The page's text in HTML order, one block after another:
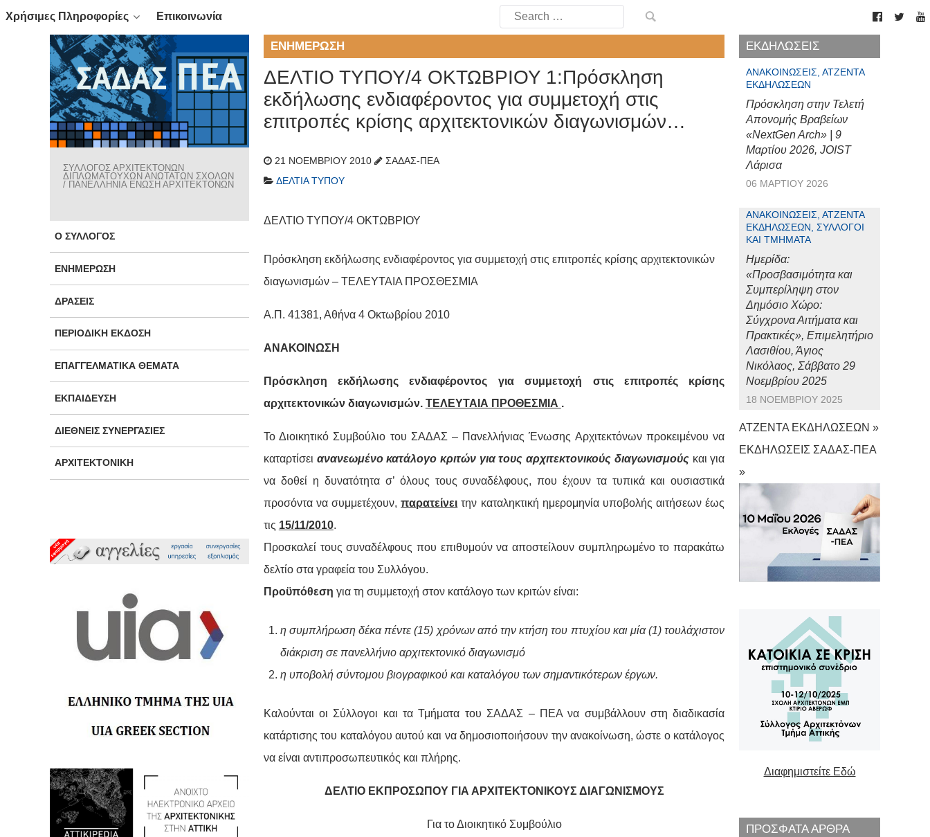
Χρήσιμες Πληροφορίες Επικοινωνία
Search
for:
ΣΥΛΛΟΓΟΣ ΑΡΧΙΤΕΚΤΟΝΩΝ
ΔΙΠΛΩΜΑΤΟΥΧΩΝ ΑΝΩΤΑΤΩΝ ΣΧΟΛΩΝ
/ ΠΑΝΕΛΛΗΝΙΑ ΕΝΩΣΗ ΑΡΧΙΤΕΚΤΟΝΩΝ
Ο ΣΎΛΛΟΓΟΣ
ΕΝΗΜΈΡΩΣΗ
ΔΡΆΣΕΙΣ
ΠΕΡΙΟΔΙΚΉ ΈΚΔΟΣΗ
ΕΠΑΓΓΕΛΜΑΤΙΚΆ ΘΈΜΑΤΑ
ΕΚΠΑΊΔΕΥΣΗ
ΔΙΕΘΝΕΊΣ ΣΥΝΕΡΓΑΣΊΕΣ
ΑΡΧΙΤΕΚΤΟΝΙΚΉ
ΕΝΗΜΈΡΩΣΗ
ΔΕΛΤΙΟ ΤΥΠΟΥ/4 ΟΚΤΩΒΡΙΟΥ 1:Πρόσκληση
εκδήλωσης ενδιαφέροντος για συμμετοχή στις
επιτροπές κρίσης αρχιτεκτονικών διαγωνισμών…
21 ΝΟΕΜΒΡΊΟΥ 2010
ΣΑΔΑΣ-ΠΕΑ
ΔΕΛΤΊΑ ΤΎΠΟΥ
ΔΕΛΤΙΟ ΤΥΠΟΥ/4 ΟΚΤΩΒΡΙΟΥ
Πρόσκληση εκδήλωσης ενδιαφέροντος για συμμετοχή στις επιτροπές κρίσης αρχιτεκτονικών
διαγωνισμών – ΤΕΛΕΥΤΑΙΑ ΠΡΟΣΘΕΣΜΙΑ
Α.Π. 41381, Αθήνα 4 Οκτωβρίου 2010
ΑΝΑΚΟΙΝΩΣΗ
Πρόσκληση εκδήλωσης ενδιαφέροντος για συμμετοχή στις επιτροπές κρίσης
αρχιτεκτονικών διαγωνισμών. ΤΕΛΕΥΤΑΙΑ ΠΡΟΘΕΣΜΙΑ .
Το Διοικητικό Συμβούλιο του ΣΑΔΑΣ – Πανελλήνιας Ένωσης Αρχιτεκτόνων προκειμένου να
καταρτίσει ανανεωμένο κατάλογο κριτών για τους αρχιτεκτονικούς διαγωνισμούςκαι για
να δοθεί η δυνατότητα σ’ όλους τους συναδέλφους, που έχουν τα τυπικά και ουσιαστικά
προσόντα να συμμετέχουν,παρατείνει την καταληκτική ημερομηνία υποβολής αιτήσεων έως
τις 15/11/2010.
Προσκαλεί τους συναδέλφους που επιθυμούν να αποστείλουν συμπληρωμένο το παρακάτω
δελτίο στα γραφεία του Συλλόγου.
Προϋπόθεση για τη συμμετοχή στον κατάλογο των κριτών είναι:
η συμπλήρωση δέκα πέντε (15) χρόνων από την κτήση του πτυχίου και μία (1) τουλάχιστον
διάκριση σε πανελλήνιο αρχιτεκτονικό διαγωνισμό
η υποβολή σύντομου βιογραφικού και καταλόγου των σημαντικότερων έργων.
Καλούνται οι Σύλλογοι και τα Τμήματα του ΣΑΔΑΣ – ΠΕΑ να συμβάλλουν στη διαδικασία
κατάρτισης του καταλόγου αυτού και να δημοσιοποιήσουν την ανακοίνωση, ώστε ο κατάλογος
να είναι αντιπροσωπευτικός και πλήρης.
ΔΕΛΤΙΟ ΕΚΠΡΟΣΩΠΟΥ ΓΙΑ ΑΡΧΙΤΕΚΤΟΝΙΚΟΥΣ ΔΙΑΓΩΝΙΣΜΟΥΣ
Για το Διοικητικό Συμβούλιο
ΕΚΔΗΛΩΣΕΙΣ
ΑΝΑΚΟΙΝΏΣΕΙΣ, ΑΤΖΈΝΤΑ
ΕΚΔΗΛΏΣΕΩΝ
Πρόσκληση στην Τελετή
Απονομής Βραβείων
«NextGen Arch» | 9
Μαρτίου 2026, JOIST
Λάρισα
06 ΜΑΡΤΊΟΥ 2026
ΑΝΑΚΟΙΝΏΣΕΙΣ, ΑΤΖΈΝΤΑ
ΕΚΔΗΛΏΣΕΩΝ, ΣΎΛΛΟΓΟΙ
ΚΑΙ ΤΜΉΜΑΤΑ
Ημερίδα:
«Προσβασιμότητα και
Συμπερίληψη στον
Δημόσιο Χώρο:
Σύγχρονα Αιτήματα και
Πρακτικές», Επιμελητήριο
Λασιθίου, Άγιος
Νικόλαος, Σάββατο 29
Νοεμβρίου 2025
18 ΝΟΕΜΒΡΊΟΥ 2025
ΑΤΖΕΝΤΑ ΕΚΔΗΛΩΣΕΩΝ »
ΕΚΔΗΛΩΣΕΙΣ ΣΑΔΑΣ-ΠΕΑ
»
Διαφημιστείτε Εδώ
ΠΡΟΣΦΑΤΑ ΑΡΘΡΑ